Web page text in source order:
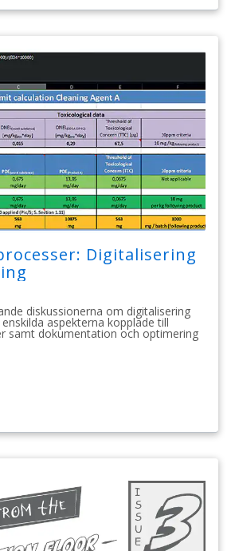
Digitalisering
diskussionerna om digitalisering
aspekterna kopplade till
samt dokumentation och optimering